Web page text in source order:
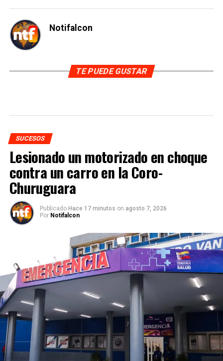
Notifalcon
TE PUEDE GUSTAR
SUCESOS
Lesionado un motorizado en choque
contra un carro en la Coro-
Churuguara
Publicado Hace 17 minutos on agosto 7, 2026
Por Notifalcon